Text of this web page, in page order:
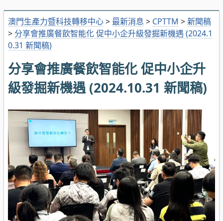
澳門生產力暨科技轉移中心> 最新消息 > CPTTM >新聞稿
> 分享會推廣餐飲智能化 促中小企升級發掘新機遇 (2024.1
0.31 新聞稿)
分享會推廣餐飲智能化 促中小企升
級發掘新機遇 (2024.10.31 新聞稿)